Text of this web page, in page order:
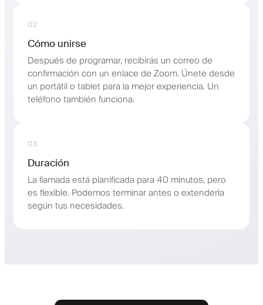
02
Cómo unirse
Después de programar, recibirás un correo de
confirmación con un enlace de Zoom. Únete desde
un portátil o tablet para la mejor experiencia. Un
teléfono también funciona.
03
Duración
La llamada está planificada para 40 minutos, pero
es flexible. Podemos terminar antes o extenderla
según tus necesidades.